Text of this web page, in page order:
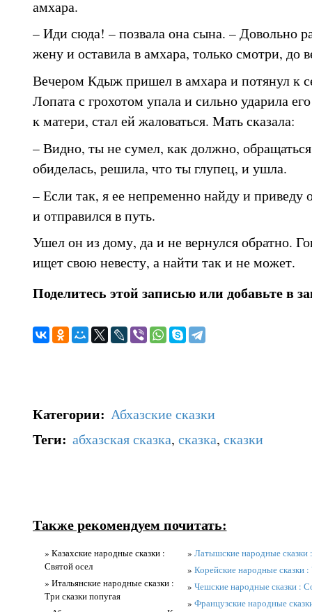
амхара.
– Иди сюда! – позвала она сына. – Довольно
жену и оставила в амхара, только смотри, до
Вечером Кдыж пришел в амхара и потянул к
Лопата с грохотом упала и сильно ударила
к матери, стал ей жаловаться. Мать сказала:
– Видно, ты не сумел, как должно,
обиделась, решила, что ты глупец, и ушла.
– Если так, я ее непременно найду и приведу
и отправился в путь.
Ушел он из дому, да и не вернулся обратно.
ищет свою невесту, а найти так и не может.
Поделитесь этой записью или добавьте в
Категории: Абхазские сказки
Теги: абхазская сказка, сказка, сказки
Также рекомендуем почитать:
» Казахские народные сказки :
Святой осел
» Итальянские народные сказки :
Три сказки попугая
» Латышские народные сказки
» Корейские народные сказки
» Чешские народные сказки :
» Французские народные